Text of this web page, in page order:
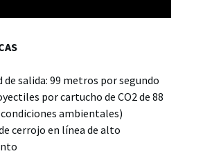
de salida: 99 metros por segundo
por cartucho de CO2 de 88
ambientales)
cerrojo en línea de alto